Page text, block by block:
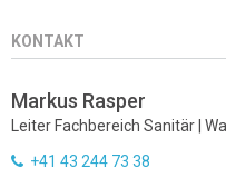
KONTAKT
Markus Rasper
Leiter Fachbereich Sanitär |
+41 43 244 73 38